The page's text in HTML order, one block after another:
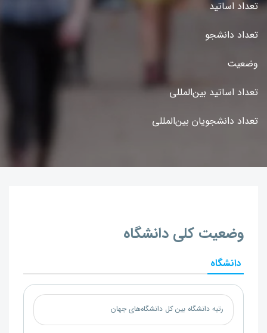
تعداد اساتید
تعداد دانشجو
وضعیت
تعداد اساتید بین‌المللی
تعداد دانشجویان بین‌المللی
وضعیت کلی دانشگاه
دانشگاه
رتبه دانشگاه بین کل دانشگاه‌های جهان